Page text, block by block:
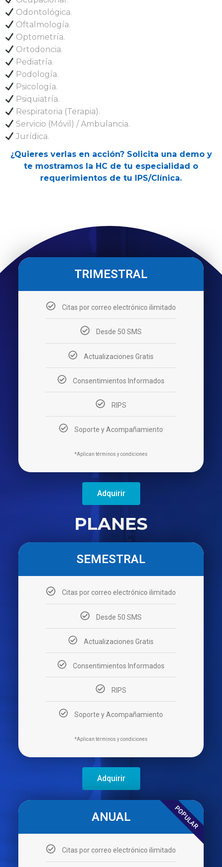
Odontológica.
Oftalmología.
Optometría.
Ortodoncia.
Pediatría.
Podología.
Psicología.
Psiquiatría.
Respiratoria (Terapia).
Servicio (Móvil) / Ambulancia.
Jurídica.
¿Quieres verlas en acción? Solicita una demo y
te mostramos la HC de tu especialidad o
requerimientos de tu IPS/Clínica.
TRIMESTRAL
Citas por correo electrónico ilimitado
Desde 50 SMS
Actualizaciones Gratis
Consentimientos Informados
RIPS
Soporte y Acompañamiento
*Aplican términos y condiciones
Adquirir
PLANES
SEMESTRAL
Citas por correo electrónico ilimitado
Desde 50 SMS
Actualizaciones Gratis
Consentimientos Informados
RIPS
Soporte y Acompañamiento
*Aplican términos y condiciones
Adquirir
ANUAL
Citas por correo electrónico ilimitado
POPULAR